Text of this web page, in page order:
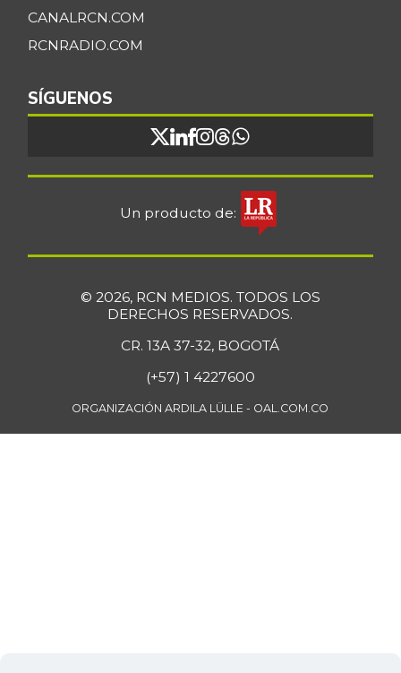
CANALRCN.COM
RCNRADIO.COM
SÍGUENOS
Un producto de:
© 2026, RCN MEDIOS. TODOS LOS
DERECHOS RESERVADOS.
CR. 13A 37-32, BOGOTÁ
(+57) 1 4227600
ORGANIZACIÓN ARDILA LÜLLE - OAL.COM.CO